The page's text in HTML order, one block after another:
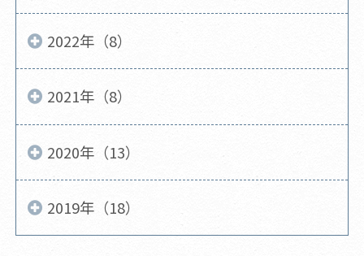
2022年（8）
2021年（8）
2020年（13）
2019年（18）